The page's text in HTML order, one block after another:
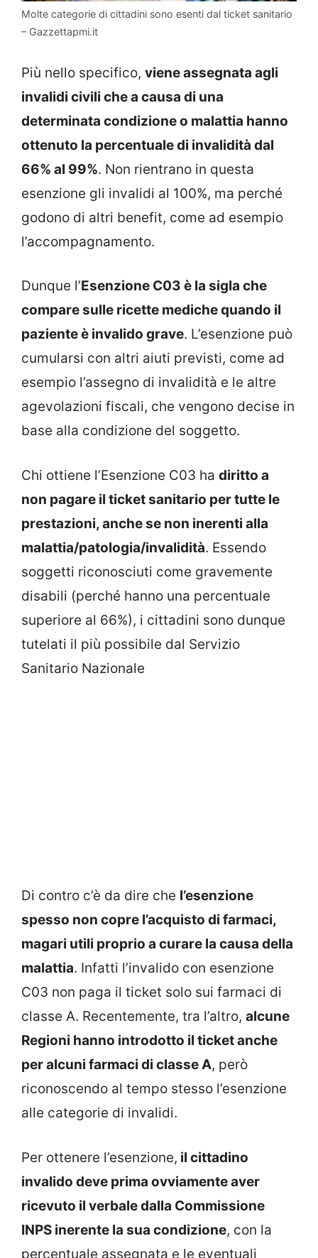
Molte categorie di cittadini sono esenti dal ticket sanitario
– Gazzettapmi.it
Più nello specifico, viene assegnata agli
invalidi civili che a causa di una
determinata condizione o malattia hanno
ottenuto la percentuale di invalidità dal
66% al 99%. Non rientrano in questa
esenzione gli invalidi al 100%, ma perché
godono di altri benefit, come ad esempio
l’accompagnamento.
Dunque l’Esenzione C03 è la sigla che
compare sulle ricette mediche quando il
paziente è invalido grave. L’esenzione può
cumularsi con altri aiuti previsti, come ad
esempio l’assegno di invalidità e le altre
agevolazioni fiscali, che vengono decise in
base alla condizione del soggetto.
Chi ottiene l’Esenzione C03 ha diritto a
non pagare il ticket sanitario per tutte le
prestazioni, anche se non inerenti alla
malattia/patologia/invalidità. Essendo
soggetti riconosciuti come gravemente
disabili (perché hanno una percentuale
superiore al 66%), i cittadini sono dunque
tutelati il più possibile dal Servizio
Sanitario Nazionale
Di contro c’è da dire che l’esenzione
spesso non copre l’acquisto di farmaci,
magari utili proprio a curare la causa della
malattia. Infatti l’invalido con esenzione
C03 non paga il ticket solo sui farmaci di
classe A. Recentemente, tra l’altro, alcune
Regioni hanno introdotto il ticket anche
per alcuni farmaci di classe A, però
riconoscendo al tempo stesso l’esenzione
alle categorie di invalidi.
Per ottenere l’esenzione, il cittadino
invalido deve prima ovviamente aver
ricevuto il verbale dalla Commissione
INPS inerente la sua condizione, con la
percentuale assegnata e le eventuali